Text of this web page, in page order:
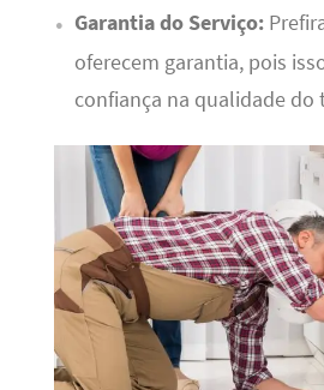
Garantia do Serviço:
oferecem garantia, pois
confiança na qualidade do